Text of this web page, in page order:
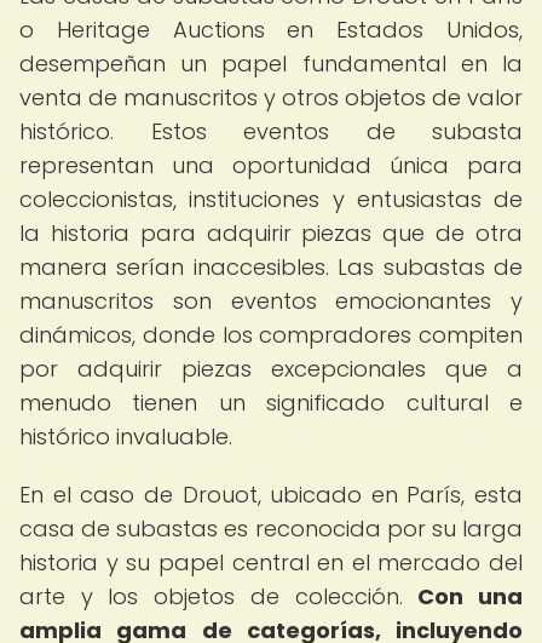
o Heritage Auctions en Estados Unidos,
desempeñan un papel fundamental en la
venta de manuscritos y otros objetos de valor
histórico. Estos eventos de subasta
representan una oportunidad única para
coleccionistas, instituciones y entusiastas de
la historia para adquirir piezas que de otra
manera serían inaccesibles. Las subastas de
manuscritos son eventos emocionantes y
dinámicos, donde los compradores compiten
por adquirir piezas excepcionales que a
menudo tienen un significado cultural e
histórico invaluable.
En el caso de Drouot, ubicado en París, esta
casa de subastas es reconocida por su larga
historia y su papel central en el mercado del
arte y los objetos de colección. Con una
amplia gama de categorías, incluyendo